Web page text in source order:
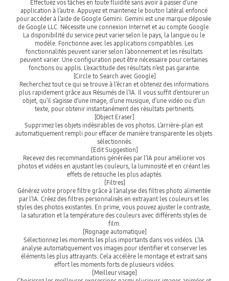
Effectuez vos tâches en toute fluidité sans avoir à passer d’une
application à l’autre. Appuyez et maintenez le bouton latéral enfoncé
pour accéder à l’aide de Google Gemini. Gemini est une marque déposée
de Google LLC. Nécessite une connexion Internet et au compte Google.
La disponibilité du service peut varier selon le pays, la langue ou le
modèle. Fonctionne avec les applications compatibles. Les
fonctionnalités peuvent varier selon l’abonnement et les résultats
peuvent varier. Une configuration peut être nécessaire pour certaines
fonctions ou applis. L’exactitude des résultats n’est pas garantie.
[Circle to Search avec Google]
Recherchez tout ce qui se trouve à l’écran et obtenez des informations
plus rapidement grâce aux Résumés de l’IA. Il vous suffit d’entourer un
objet, qu’il s’agisse d’une image, d’une musique, d’une vidéo ou d’un
texte, pour obtenir instantanément des résultats pertinents.
[Object Eraser]
Supprimez les objets indésirables de vos photos. L’arrière-plan est
automatiquement rempli pour effacer de manière transparente les objets
sélectionnés.
[Edit Suggestion]
Recevez des recommandations générées par l’IA pour améliorer vos
photos et vidéos en ajustant les couleurs, la luminosité et en créant les
effets de retouche les plus adaptés.
[Filtres]
Générez votre propre filtre grâce à l’analyse des filtres photo alimentée
par l’IA. Créez des filtres personnalisés en extrayant les couleurs et les
styles des photos existantes. En prime, vous pouvez ajuster le contraste,
la saturation et la température des couleurs avec différents styles de
film.
[Rognage automatique]
Sélectionnez les moments les plus importants dans vos vidéos. L’IA
analyse automatiquement vos images pour identifier et conserver les
éléments les plus attrayants. Cela accélère le montage et extrait sans
effort les moments forts de plusieurs vidéos.
[Meilleur visage]